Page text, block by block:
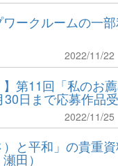
ワークルームの一
2022/11/22
】第11回「私のお
日まで応募作品受
2022/11/25
）と平和」の貴重
田）